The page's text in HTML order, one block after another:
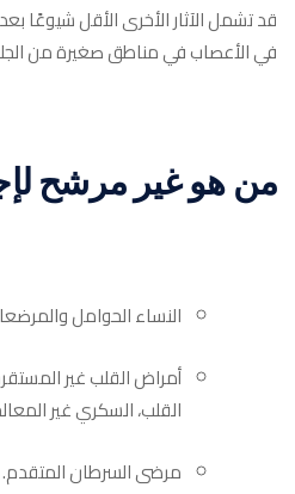
قد تشمل الآثار الأخرى الأقل شيوعًا
في الأعصاب في مناطق صغيرة من
من هو غير مرشح
النساء الحوامل
أمراض القلب غير
القلب، السكري غير
مرضى السرطان المتقدم.